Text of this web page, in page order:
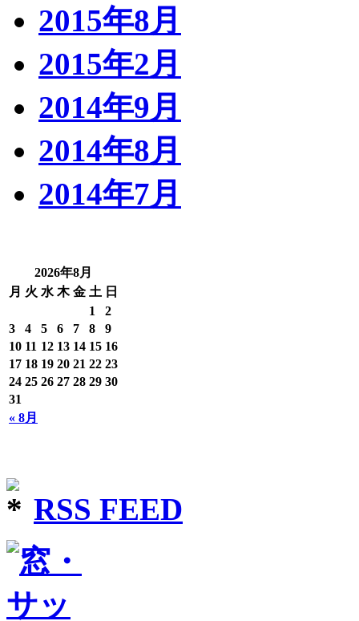
2015年8月
2015年2月
2014年9月
2014年8月
2014年7月
2026年8月
月 火 水 木 金 土 日
« 8月
1
2
3
4 5 6 7 8
9
10 11 12 13 14 15 16
17 18 19 20 21 22 23
24 25 26 27 28 29 30
31
RSS FEED